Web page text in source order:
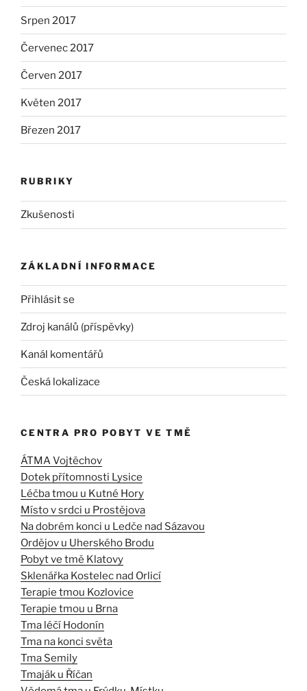
Srpen 2017
Červenec 2017
Červen 2017
Květen 2017
Březen 2017
RUBRIKY
Zkušenosti
ZÁKLADNÍ INFORMACE
Přihlásit se
Zdroj kanálů (příspěvky)
Kanál komentářů
Česká lokalizace
CENTRA PRO POBYT VE TMĚ
ÁTMA Vojtěchov
Dotek přítomnosti Lysice
Léčba tmou u Kutné Hory
Místo v srdci u Prostějova
Na dobrém konci u Ledče nad Sázavou
Ordějov u Uherského Brodu
Pobyt ve tmě Klatovy
Sklenářka Kostelec nad Orlicí
Terapie tmou Kozlovice
Terapie tmou u Brna
Tma léčí Hodonín
Tma na konci světa
Tma Semily
Tmaják u Říčan